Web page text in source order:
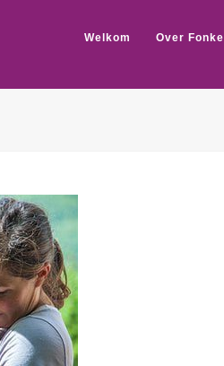
Welkom Over Fonkel